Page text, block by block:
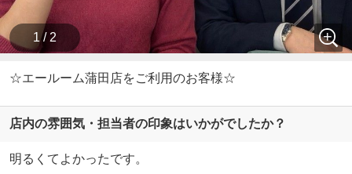
1 / 2
☆エールーム蒲田店をご利用のお客様☆
店内の雰囲気・担当者の印象はいかがでしたか？
明るくてよかったです。